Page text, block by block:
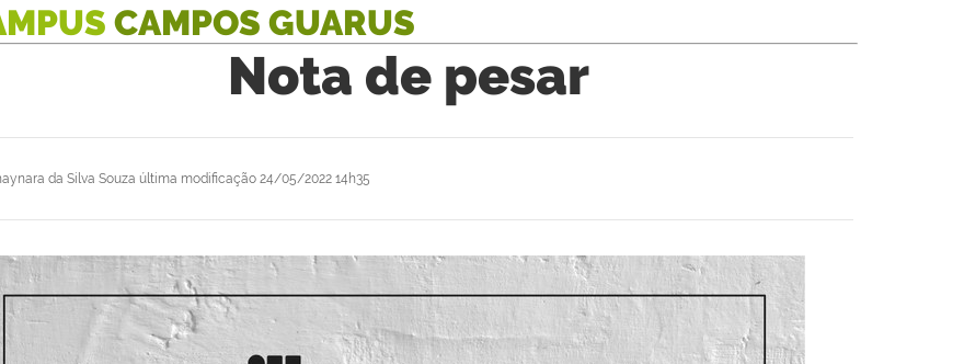
CAMPOS GUARUS
Nota de pesar
da Silva Souza última modificação 24/05/2022 14h35